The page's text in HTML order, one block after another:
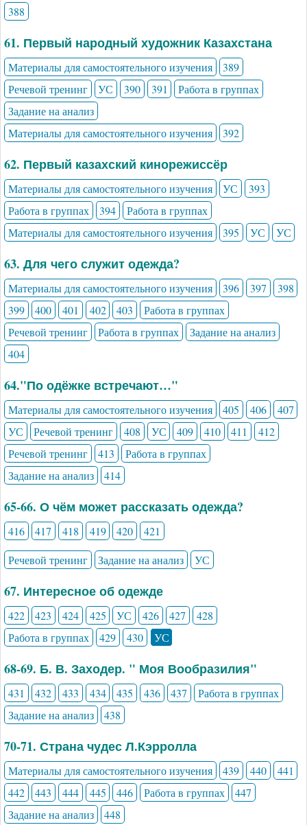
388
61. Первый народный художник Казахстана
Материалы для самостоятельного изучения
389
Речевой тренинг
УС 390 391
Работа в группах
Задание на анализ
Материалы для самостоятельного изучения
392
62. Первый казахский кинорежиссёр
Материалы для самостоятельного изучения УС
393
Работа в группах
394
Работа в группах
Материалы для самостоятельного изучения
395 УС УС
63. Для чего служит одежда?
Материалы для самостоятельного изучения 396 397
398
399
400 401 402 403
Работа в группах
Речевой тренинг
Работа в группах
Задание на анализ
404
64."По одёжке встречают…"
Материалы для самостоятельного изучения 405 406
407
УС
Речевой тренинг 408 УС 409 410 411
412
Речевой тренинг
413
Работа в группах
Задание на анализ
414
65-66. О чём может рассказать одежда?
416 417 418 419 420
421
Речевой тренинг
Задание на анализ УС
67. Интересное об одежде
422 423 424 425 УС 426 427
428
Работа в группах
429 430 УС
68-69. Б. В. Заходер. " Моя Вообразилия"
431 432 433 434 435 436 437
Работа в группах
Задание на анализ
438
70-71. Страна чудес Л.Кэрролла
Материалы для самостоятельного изучения 439 440
441
442
443 444 445 446 Работа в группах
447
Задание на анализ
448